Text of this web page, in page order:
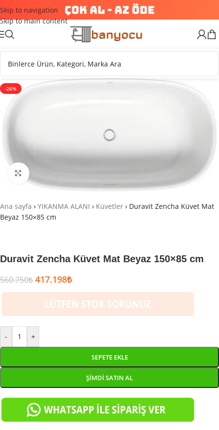
Skip to navigation
Skip to main content
-26%
Büyütmek için tıklayın
Ana sayfa › YIKANMA ALANI › Küvetler › Duravit Zencha Küvet Mat
Beyaz 150×85 cm
Duravit Zencha Küvet Mat Beyaz 150×85 cm
560.750₺ 417.198₺
- +
SEPETE EKLE
ŞIMDI SATIN AL